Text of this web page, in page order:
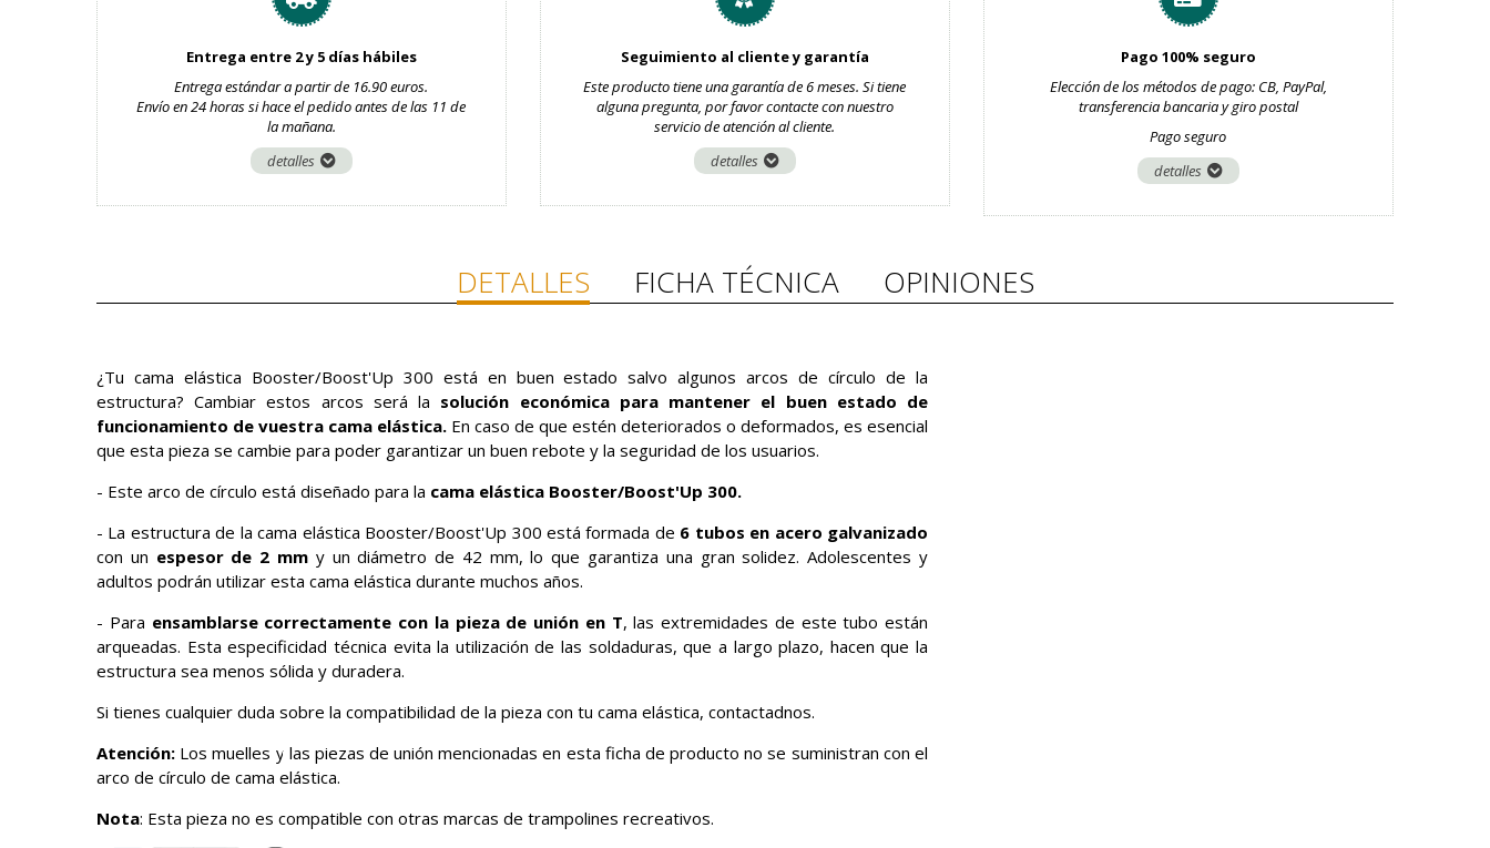
Entrega entre 2 y 5 días hábiles
Entrega estándar a partir de 16.90 euros.
Envío en 24 horas si hace el pedido antes de las 11 de
la mañana.
detalles
Seguimiento al cliente y garantía
Este producto tiene una garantía de 6 meses. Si tiene
alguna pregunta, por favor contacte con nuestro
servicio de atención al cliente.
detalles
Pago 100% seguro
Elección de los métodos de pago: CB, PayPal,
transferencia bancaria y giro postal
Pago seguro
detalles
DETALLES FICHA TÉCNICA OPINIONES
¿Tu cama elástica Booster/Boost'Up 300 está en buen estado salvo algunos arcos de círculo de la
estructura? Cambiar estos arcos será la solución económica para mantener el buen estado de
funcionamiento de vuestra cama elástica. En caso de que estén deteriorados o deformados, es esencial
que esta pieza se cambie para poder garantizar un buen rebote y la seguridad de los usuarios.
- Este arco de círculo está diseñado para la cama elástica Booster/Boost'Up 300.
- La estructura de la cama elástica Booster/Boost'Up 300 está formada de 6 tubos en acero galvanizado
con un espesor de 2 mmy un diámetro de 42 mm, lo que garantiza una gran solidez. Adolescentes y
adultos podrán utilizar esta cama elástica durante muchos años.
- Para ensamblarse correctamente con la pieza de unión en T, las extremidades de este tubo están
arqueadas. Esta especificidad técnica evita la utilización de las soldaduras, que a largo plazo, hacen que la
estructura sea menos sólida y duradera.
Si tienes cualquier duda sobre la compatibilidad de la pieza con tu cama elástica, contactadnos.
Atención: Los muelles y las piezas de unión mencionadas en esta ficha de producto no se suministran con el
arco de círculo de cama elástica.
Nota: Esta pieza no es compatible con otras marcas de trampolines recreativos.